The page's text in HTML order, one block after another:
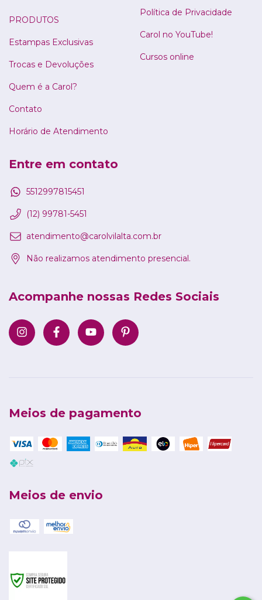
PRODUTOS
Estampas Exclusivas
Trocas e Devoluções
Quem é a Carol?
Contato
Horário de Atendimento
Política de Privacidade
Carol no YouTube!
Cursos online
Entre em contato
5512997815451
(12) 99781-5451
atendimento@carolvilalta.com.br
Não realizamos atendimento presencial.
Acompanhe nossas Redes Sociais
Meios de pagamento
Meios de envio